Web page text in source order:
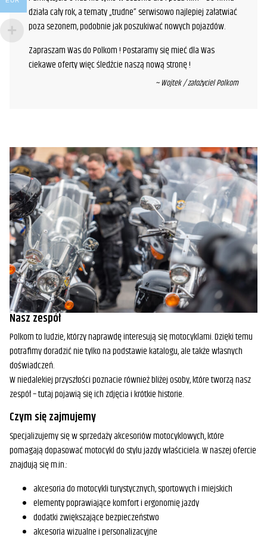
działa cały rok, a tematy „trudne” serwisowo najlepiej załatwiać
poza sezonem, podobnie jak poszukiwać nowych pojazdów.
Zapraszam Was do Polkom ! Postaramy się mieć dla Was
ciekawe oferty więc śledźcie naszą nową stronę !
~ Wojtek / założyciel Polkom
Nasz zespół
Polkom to ludzie, którzy naprawdę interesują się motocyklami. Dzięki temu
potrafimy doradzić nie tylko na podstawie katalogu, ale także własnych
doświadczeń.
W niedalekiej przyszłości poznacie również bliżej osoby, które tworzą nasz
zespół – tutaj pojawią się ich zdjęcia i krótkie historie.
Czym się zajmujemy
Specjalizujemy się w sprzedaży akcesoriów motocyklowych, które
pomagają dopasować motocykl do stylu jazdy właściciela. W naszej ofercie
znajdują się m.in.:
akcesoria do motocykli turystycznych, sportowych i miejskich
elementy poprawiające komfort i ergonomię jazdy
dodatki zwiększające bezpieczeństwo
akcesoria wizualne i personalizacyjne